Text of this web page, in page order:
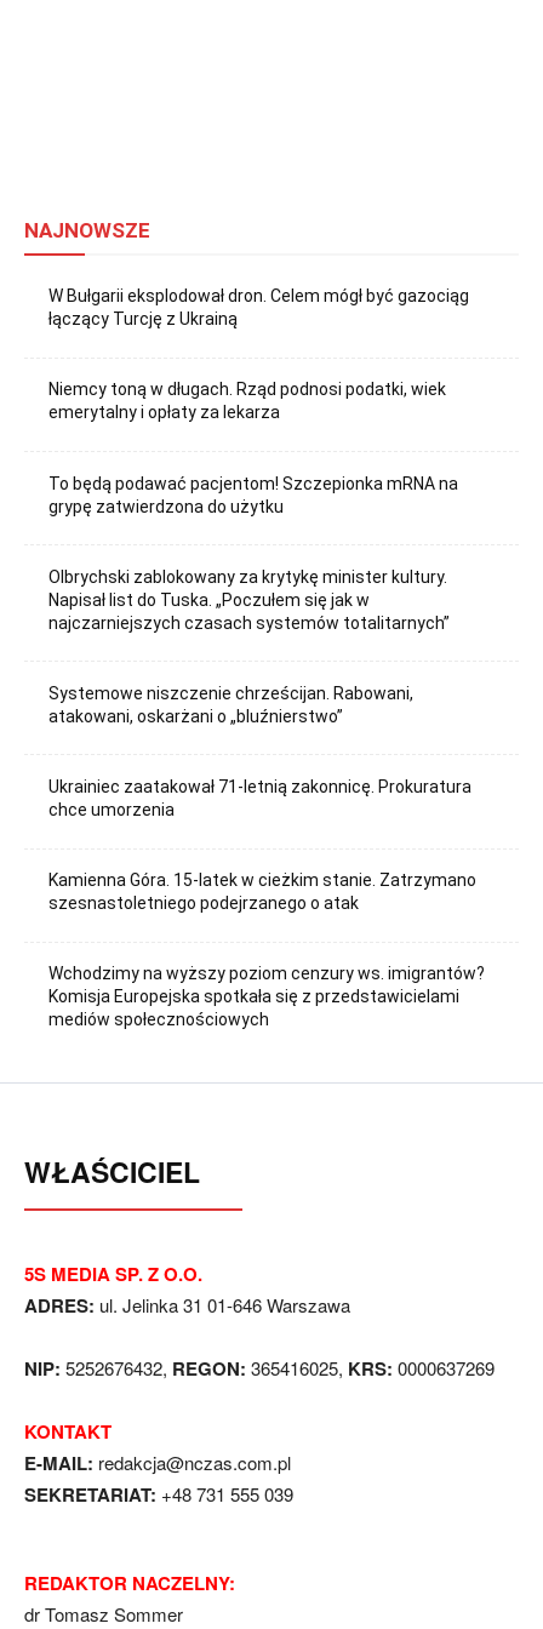
NAJNOWSZE
W Bułgarii eksplodował dron. Celem mógł być gazociąg
łączący Turcję z Ukrainą
Niemcy toną w długach. Rząd podnosi podatki, wiek
emerytalny i opłaty za lekarza
To będą podawać pacjentom! Szczepionka mRNA na
grypę zatwierdzona do użytku
Olbrychski zablokowany za krytykę minister kultury.
Napisał list do Tuska. „Poczułem się jak w
najczarniejszych czasach systemów totalitarnych”
Systemowe niszczenie chrześcijan. Rabowani,
atakowani, oskarżani o „bluźnierstwo”
Ukrainiec zaatakował 71-letnią zakonnicę. Prokuratura
chce umorzenia
Kamienna Góra. 15-latek w cieżkim stanie. Zatrzymano
szesnastoletniego podejrzanego o atak
Wchodzimy na wyższy poziom cenzury ws. imigrantów?
Komisja Europejska spotkała się z przedstawicielami
mediów społecznościowych
WŁAŚCICIEL
5S MEDIA SP. Z O.O.
ADRES: ul. Jelinka 31 01-646 Warszawa
NIP: 5252676432, REGON: 365416025, KRS: 0000637269
KONTAKT
E-MAIL: redakcja@nczas.com.pl
SEKRETARIAT: +48 731 555 039
REDAKTOR NACZELNY:
dr Tomasz Sommer